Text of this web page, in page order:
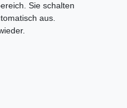
Sie schalten
aus.